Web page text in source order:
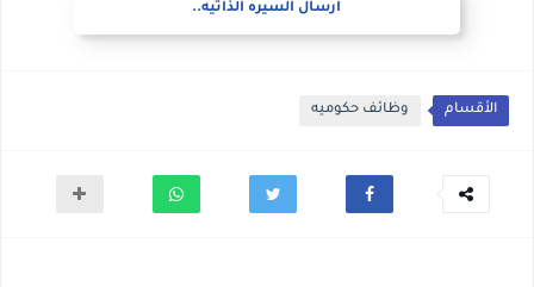
ارسال السيره الذاتيه..
الأقسام وظائف حكوميه